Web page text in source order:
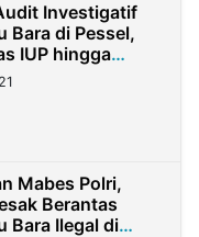
Investigatif
Bara di Pessel,
IUP hingga
Mabes Polri,
Berantas
Bara Ilegal di